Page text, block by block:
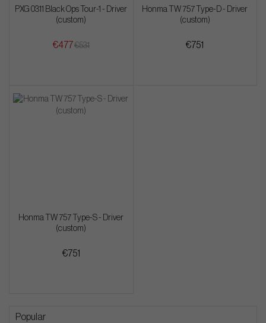
PXG 0311 Black Ops Tour-1 - Driver
(custom)
€477€531
Honma TW 757 Type-D - Driver
(custom)
€751
Honma TW 757 Type-S - Driver
(custom)
€751
Popular